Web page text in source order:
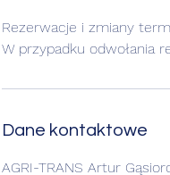
Rezerwacje i zmiany
W przypadku odwołania
Dane kontaktowe
AGRI-TRANS Artur